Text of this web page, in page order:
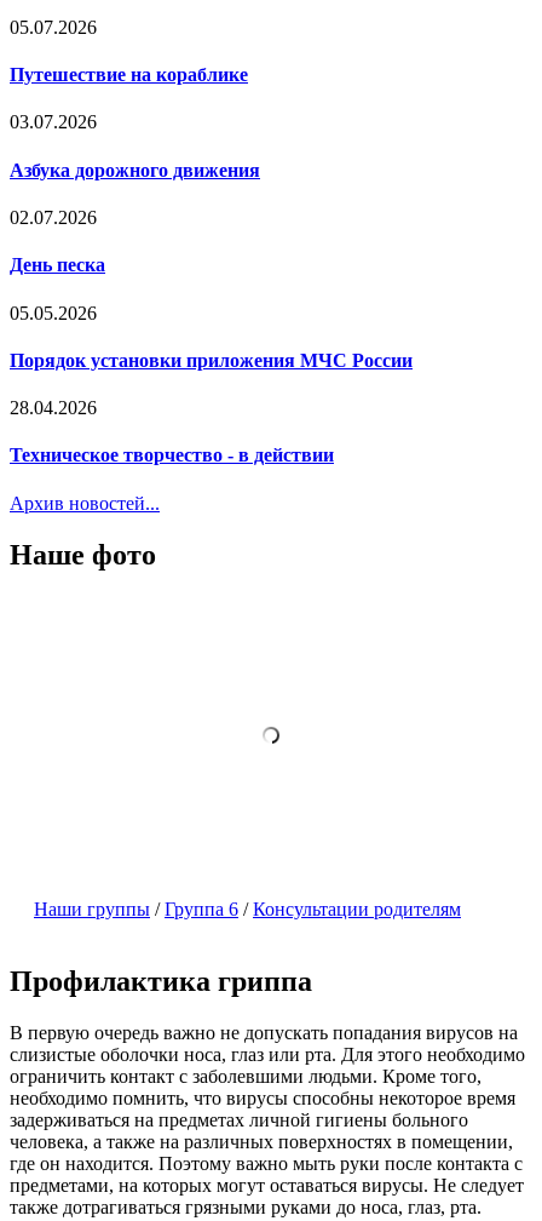
05.07.2026
Путешествие на кораблике
03.07.2026
Азбука дорожного движения
02.07.2026
День песка
05.05.2026
Порядок установки приложения МЧС России
28.04.2026
Техническое творчество - в действии
Архив новостей...
Наше фото
Наши группы /Группа 6 /Консультации родителям
Профилактика гриппа
В первую очередь важно не допускать попадания вирусов на
слизистые оболочки носа, глаз или рта. Для этого необходимо
ограничить контакт с заболевшими людьми. Кроме того,
необходимо помнить, что вирусы способны некоторое время
задерживаться на предметах личной гигиены больного
человека, а также на различных поверхностях в помещении,
где он находится. Поэтому важно мыть руки после контакта с
предметами, на которых могут оставаться вирусы. Не следует
также дотрагиваться грязными руками до носа, глаз, рта.